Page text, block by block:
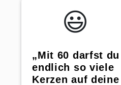
😃️
„Mit 60 darfst du
endlich so viele
Kerzen auf deine